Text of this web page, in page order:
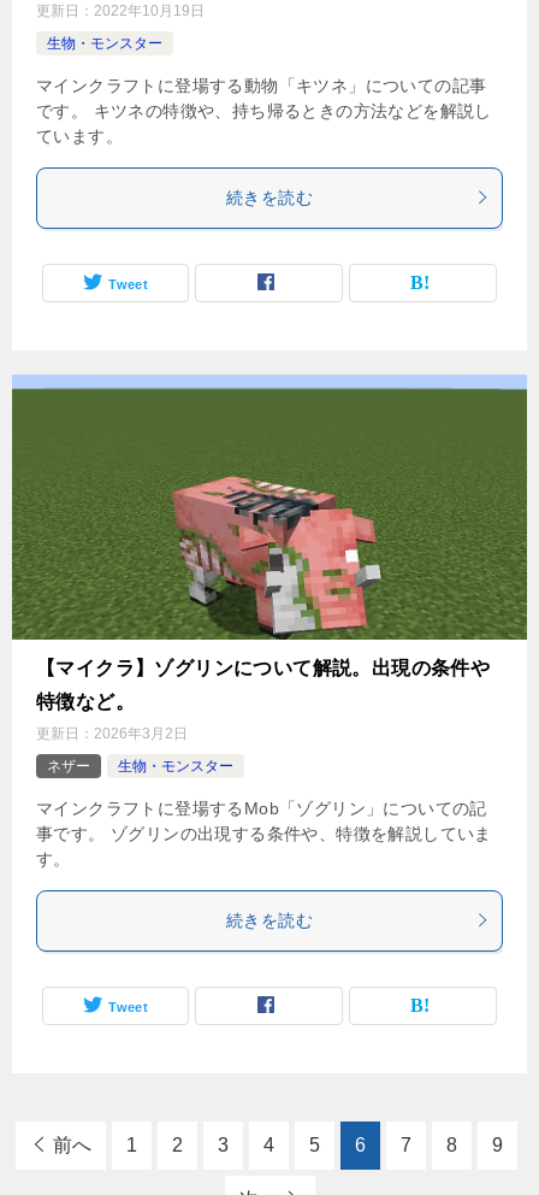
更新日： 2022年10月19日
生物・モンスター
マインクラフトに登場する動物「キツネ」についての記事
です。 キツネの特徴や、持ち帰るときの方法などを解説し
ています。
続きを読む
Tweet
【マイクラ】ゾグリンについて解説。出現の条件や
特徴など。
更新日： 2026年3月2日
ネザー
生物・モンスター
マインクラフトに登場するMob「ゾグリン」についての記
事です。 ゾグリンの出現する条件や、特徴を解説していま
す。
続きを読む
Tweet
前へ 1 2 3 4 5 6 7 8 9